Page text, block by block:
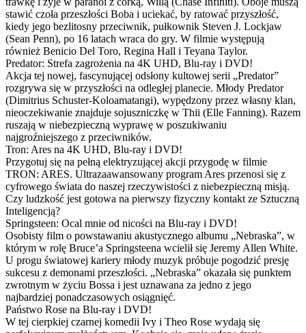
stawić czoła przeszłości Boba i uciekać, by ratować przyszłość,
kiedy jego bezlitosny przeciwnik, pułkownik Steven J. Lockjaw
(Sean Penn), po 16 latach wraca do gry. W filmie występują
również Benicio Del Toro, Regina Hall i Teyana Taylor.
Predator: Strefa zagrożenia na 4K UHD, Blu-ray i DVD!
Akcja tej nowej, fascynującej odsłony kultowej serii „Predator”
rozgrywa się w przyszłości na odległej planecie. Młody Predator
(Dimitrius Schuster-Koloamatangi), wypędzony przez własny klan,
nieoczekiwanie znajduje sojuszniczkę w Thii (Elle Fanning). Razem
ruszają w niebezpieczną wyprawę w poszukiwaniu
najgroźniejszego z przeciwników.
Tron: Ares na 4K UHD, Blu-ray i DVD!
Przygotuj się na pełną elektryzującej akcji przygodę w filmie
TRON: ARES. Ultrazaawansowany program Ares przenosi się z
cyfrowego świata do naszej rzeczywistości z niebezpieczną misją.
Czy ludzkość jest gotowa na pierwszy fizyczny kontakt ze Sztuczną
Inteligencją?
Springsteen: Ocal mnie od nicości na Blu-ray i DVD!
Osobisty film o powstawaniu akustycznego albumu „Nebraska”, w
którym w rolę Bruce’a Springsteena wcielił się Jeremy Allen White.
U progu światowej kariery młody muzyk próbuje pogodzić presję
sukcesu z demonami przeszłości. „Nebraska” okazała się punktem
zwrotnym w życiu Bossa i jest uznawana za jedno z jego
najbardziej ponadczasowych osiągnięć.
Państwo Rose na Blu-ray i DVD!
W tej cierpkiej czarnej komedii Ivy i Theo Rose wydają się